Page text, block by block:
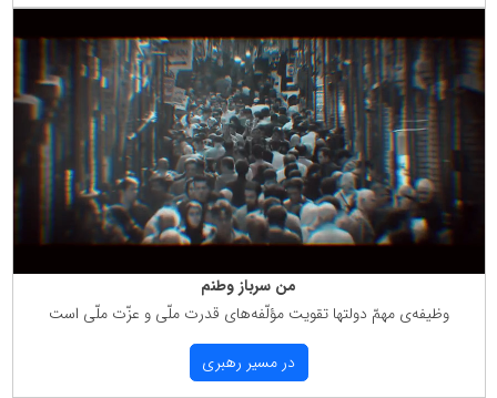
من سرباز وطنم
وظیفه‌ی مهمّ دولتها تقویت مؤلّفه‌های قدرت ملّی و عزّت ملّی است
در مسیر رهبری